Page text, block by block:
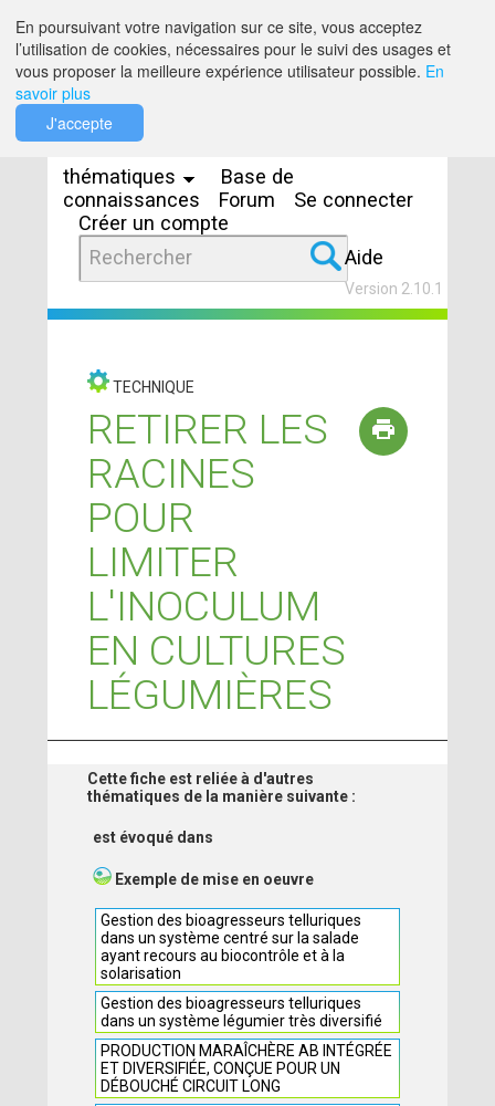
thématiques
Base de
connaissances
Forum
Se connecter
Créer un compte
Aide
Version 2.10.1
TECHNIQUE
RETIRER LES
RACINES
POUR
LIMITER
L'INOCULUM
EN CULTURES
LÉGUMIÈRES
Cette fiche est reliée à d'autres
thématiques de la manière suivante :
est évoqué dans
Exemple de mise en oeuvre
Gestion des bioagresseurs telluriques
dans un système centré sur la salade
ayant recours au biocontrôle et à la
solarisation
Gestion des bioagresseurs telluriques
dans un système légumier très diversifié
PRODUCTION MARAÎCHÈRE AB INTÉGRÉE
ET DIVERSIFIÉE, CONÇUE POUR UN
DÉBOUCHÉ CIRCUIT LONG
En poursuivant votre navigation sur ce site, vous acceptez
l’utilisation de cookies, nécessaires pour le suivi des usages et
vous proposer la meilleure expérience utilisateur possible. En
savoir plus
J'accepte